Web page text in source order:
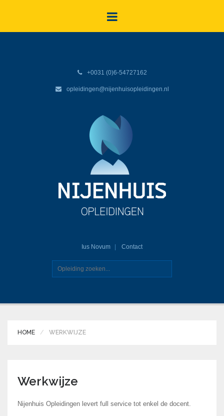
+0031 (0)6-54727162
opleidingen@nijenhuisopleidingen.nl
Ius Novum Contact
HOME WERKWIJZE
Werkwijze
Nijenhuis Opleidingen levert full service tot enkel de docent.